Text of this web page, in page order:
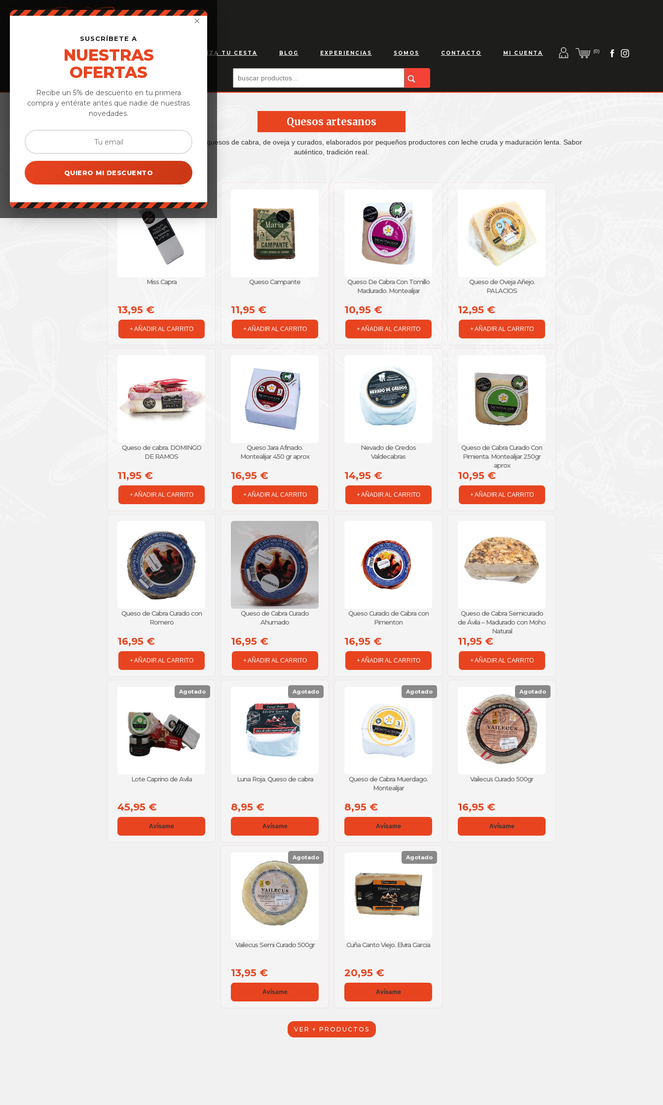
×
SUSCRÍBETE A
NUESTRAS
OFERTAS
Recibe un 5% de descuento en tu primera
compra y entérate antes que nadie de nuestras
novedades.
QUIERO MI DESCUENTO
INICIO PRODUCTOS PERSONALIZA TU CESTA BLOG EXPERIENCIAS SOMOS CONTACTO MI CUENTA (0)
Inicio›Quesos artesanos
Quesos artesanos
Descubre elqueso artesano de Ávila
: quesos de cabra, de oveja y curados, elaborados por pequeños productores con leche cruda y maduración lenta. Sabor
auténtico, tradición real.
Miss Capra
13,95 €
+ AÑADIR AL CARRITO
Queso Campante
11,95 €
+ AÑADIR AL CARRITO
Queso De Cabra Con Tomillo
Madurado. Montealijar
10,95 €
+ AÑADIR AL CARRITO
Queso de Oveja Añejo.
PALACIOS
12,95 €
+ AÑADIR AL CARRITO
Queso de cabra. DOMINGO
DE RAMOS
11,95 €
+ AÑADIR AL CARRITO
Queso Jara Afinado.
Montealijar 450 gr aprox
16,95 €
+ AÑADIR AL CARRITO
Nevado de Gredos
Valdecabras
14,95 €
+ AÑADIR AL CARRITO
Queso de Cabra Curado Con
Pimienta. Montealijar 250gr
aprox
10,95 €
+ AÑADIR AL CARRITO
Queso de Cabra Curado con
Romero
16,95 €
+ AÑADIR AL CARRITO
Queso de Cabra Curado
Ahumado
16,95 €
+ AÑADIR AL CARRITO
Queso Curado de Cabra con
Pimenton
16,95 €
+ AÑADIR AL CARRITO
Queso de Cabra Semicurado
de Ávila – Madurado con Moho
Natural
11,95 €
+ AÑADIR AL CARRITO
Lote Caprino de Avila
45,95 €
Agotado
Avísame
Luna Roja. Queso de cabra
8,95 €
Agotado
Avísame
Queso de Cabra Muerdago.
Montealijar
8,95 €
Agotado
Avísame
Vailecus Curado 500gr
16,95 €
Agotado
Avísame
Vailecus Semi Curado 500gr
13,95 €
Agotado
Avísame
Cuña Canto Viejo. Elvira Garcia
20,95 €
Agotado
Avísame
VER + PRODUCTOS